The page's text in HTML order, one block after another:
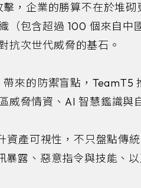
，企業的勝算不在於堆
（包含超過 100 個來自
抗次世代威脅的基石。
來的防禦盲點，
威脅情資、AI 智慧鑑識與
資產可視性，不只盤點傳
露、惡意指令與技能、